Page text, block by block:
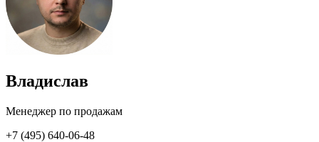
Владислав
Менеджер по продажам
+7 (495) 640-06-48